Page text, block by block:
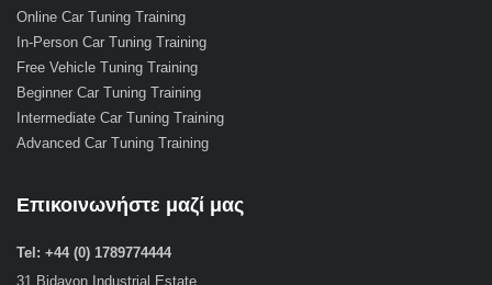
Online Car Tuning Training
In-Person Car Tuning Training
Free Vehicle Tuning Training
Beginner Car Tuning Training
Intermediate Car Tuning Training
Advanced Car Tuning Training
Επικοινωνήστε μαζί μας
Tel: +44 (0) 1789774444
31 Bidavon Industrial Estate